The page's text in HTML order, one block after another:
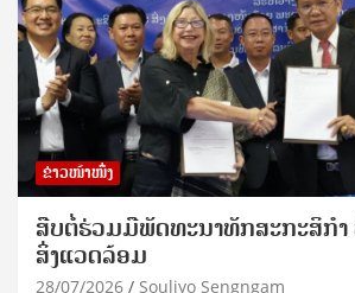
ຂ່າວໜ້າໜຶ່ງ
ສືບຕໍ່ຮ່ວມມືພັດທະນາທັກສະກະສິກ
ສິ່ງແວດລ້ອມ
28/07/2026 Souliyo Sengngam